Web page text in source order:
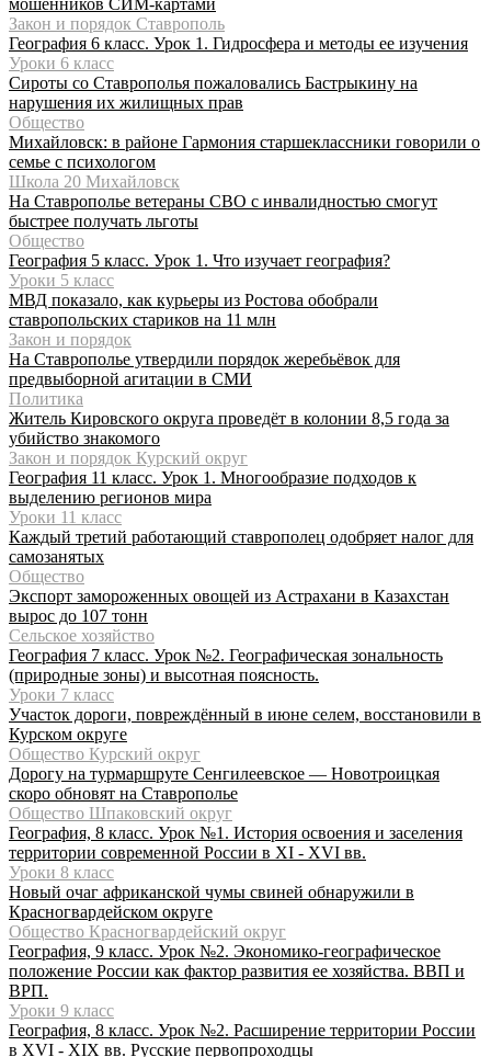
Закон и порядок Ставрополь
География 6 класс. Урок 1. Гидросфера и методы ее изучения
Уроки 6 класс
Сироты со Ставрополья пожаловались Бастрыкину на
нарушения их жилищных прав
Общество
Михайловск: в районе Гармония старшеклассники говорили о
семье с психологом
Школа 20 Михайловск
На Ставрополье ветераны СВО с инвалидностью смогут
быстрее получать льготы
Общество
География 5 класс. Урок 1. Что изучает география?
Уроки 5 класс
МВД показало, как курьеры из Ростова обобрали
ставропольских стариков на 11 млн
Закон и порядок
На Ставрополье утвердили порядок жеребьёвок для
предвыборной агитации в СМИ
Политика
Житель Кировского округа проведёт в колонии 8,5 года за
убийство знакомого
Закон и порядок Курский округ
География 11 класс. Урок 1. Многообразие подходов к
выделению регионов мира
Уроки 11 класс
Каждый третий работающий ставрополец одобряет налог для
самозанятых
Общество
Экспорт замороженных овощей из Астрахани в Казахстан
вырос до 107 тонн
Сельское хозяйство
География 7 класс. Урок №2. Географическая зональность
(природные зоны) и высотная поясность.
Уроки 7 класс
Участок дороги, повреждённый в июне селем, восстановили в
Курском округе
Общество Курский округ
Дорогу на турмаршруте Сенгилеевское — Новотроицкая
скоро обновят на Ставрополье
Общество Шпаковский округ
География, 8 класс. Урок №1. История освоения и заселения
территории современной России в XI - XVI вв.
Уроки 8 класс
Новый очаг африканской чумы свиней обнаружили в
Красногвардейском округе
Общество Красногвардейский округ
География, 9 класс. Урок №2. Экономико-географическое
положение России как фактор развития ее хозяйства. ВВП и
ВРП.
Уроки 9 класс
География, 8 класс. Урок №2. Расширение территории России
в XVI - XIX вв. Русские первопроходцы